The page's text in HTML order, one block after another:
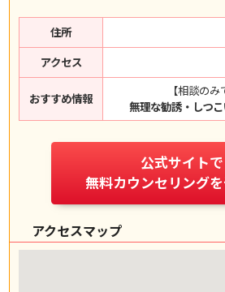
住所
アクセス
おすすめ情報
【相談のみ
無理な勧誘・しつ
公式サイトで
無料カウンセリング
アクセスマップ